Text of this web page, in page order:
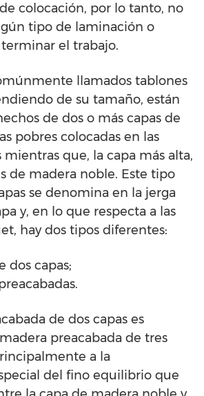
colocación, por lo tanto, no
tipo de laminación o
el trabajo.
llamados tablones
de su tamaño, están
de dos o más capas de
pobres colocadas en las
mientras que, la capa más alta,
de madera noble. Este tipo
se denomina en la jerga
y, en lo que respecta a las
hay dos tipos diferentes:
dos capas;
de dos capas es
preacabada de tres
a la
del fino equilibrio que